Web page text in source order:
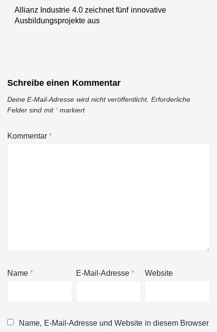
Next
post:
Allianz Industrie 4.0 zeichnet fünf innovative
Ausbildungsprojekte aus
Schreibe einen Kommentar
Deine E-Mail-Adresse wird nicht veröffentlicht. Erforderliche
Felder sind mit *markiert
Kommentar*
Name* E-Mail-Adresse* Website
Name, E-Mail-Adresse und Website in diesem Browser